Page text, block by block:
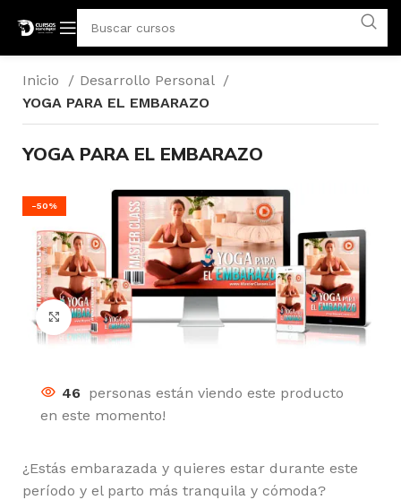
Inicio
Desarrollo Personal
YOGA PARA EL EMBARAZO
YOGA PARA EL EMBARAZO
-50%
Click para agrandar
46 personas están viendo este producto
en este momento!
¿Estás embarazada y quieres estar durante este
período y el parto más tranquila y cómoda?